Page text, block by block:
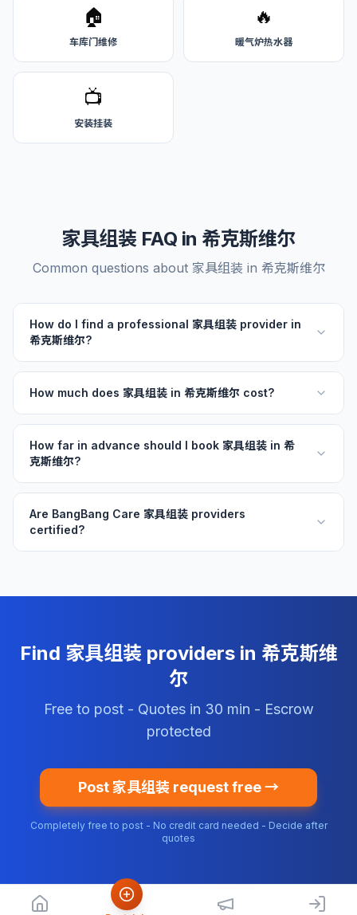
🏠
车库门维修
🔥
暖气炉热水器
📺
安装挂装
家具组装 FAQ in 希克斯维尔
Common questions about 家具组装 in 希克斯维尔
How do I find a professional 家具组装 provider in
希克斯维尔?
How much does 家具组装 in 希克斯维尔 cost?
How far in advance should I book 家具组装 in 希
克斯维尔?
Are BangBang Care 家具组装 providers
certified?
Find 家具组装 providers in 希克斯维
尔
Free to post - Quotes in 30 min - Escrow
protected
Post 家具组装 request free →
Completely free to post - No credit card needed - Decide after
quotes